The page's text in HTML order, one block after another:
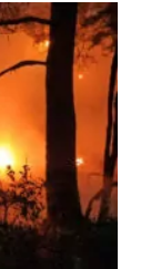
i po i više